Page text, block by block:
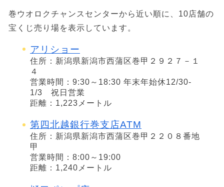
巻ウオロクチャンスセンターから近い順に、10店舗の
宝くじ売り場を表示しています。
アリショー
住所：新潟県新潟市西蒲区巻甲２９２７－１
４
営業時間：9:30～18:30 年末年始休12/30-
1/3 祝日営業
距離：1,223メートル
第四北越銀行巻支店ATM
住所：新潟県新潟市西蒲区巻甲２２０８番地
甲
営業時間：8:00～19:00
距離：1,240メートル